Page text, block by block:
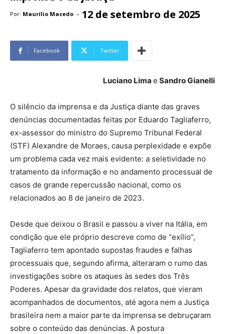
Por: Maurílio Macedo - 12 de setembro de 2025
Facebook Twitter
Luciano Lima e Sandro Gianelli
O silêncio da imprensa e da Justiça diante das graves
denúncias documentadas feitas por Eduardo Tagliaferro,
ex-assessor do ministro do Supremo Tribunal Federal
(STF) Alexandre de Moraes, causa perplexidade e expõe
um problema cada vez mais evidente: a seletividade no
tratamento da informação e no andamento processual de
casos de grande repercussão nacional, como os
relacionados ao 8 de janeiro de 2023.
Desde que deixou o Brasil e passou a viver na Itália, em
condição que ele próprio descreve como de “exílio”,
Tagliaferro tem apontado supostas fraudes e falhas
processuais que, segundo afirma, alteraram o rumo das
investigações sobre os ataques às sedes dos Três
Poderes. Apesar da gravidade dos relatos, que vieram
acompanhados de documentos, até agora nem a Justiça
brasileira nem a maior parte da imprensa se debruçaram
sobre o conteúdo das denúncias. A postura